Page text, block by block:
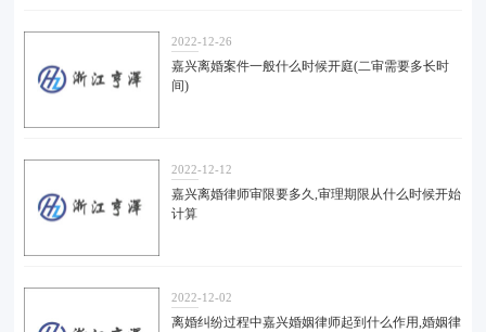
2022-12-26
嘉兴离婚案件一般什么时候开庭(二审需要多长时
间)
2022-12-12
嘉兴离婚律师审限要多久,审理期限从什么时候开始
计算
2022-12-02
离婚纠纷过程中嘉兴婚姻律师起到什么作用,婚姻律